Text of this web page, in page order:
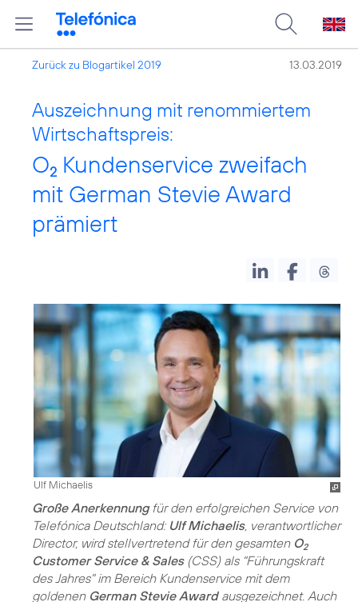
Zurück zu Blogartikel 2019 13.03.2019
Auszeichnung mit renommiertem
Wirtschaftspreis:
O2 Kundenservice zweifach
mit German Stevie Award
prämiert
Ulf Michaelis
Große Anerkennungfür den erfolgreichen Service von
Telefónica Deutschland: Ulf Michaelis, verantwortlicher
Director, wird stellvertretend für den gesamten O2
Customer Service & Sales(CSS) als "Führungskraft
des Jahres" im Bereich Kundenservice mit dem
goldenen German Stevie Awardausgezeichnet. Auch